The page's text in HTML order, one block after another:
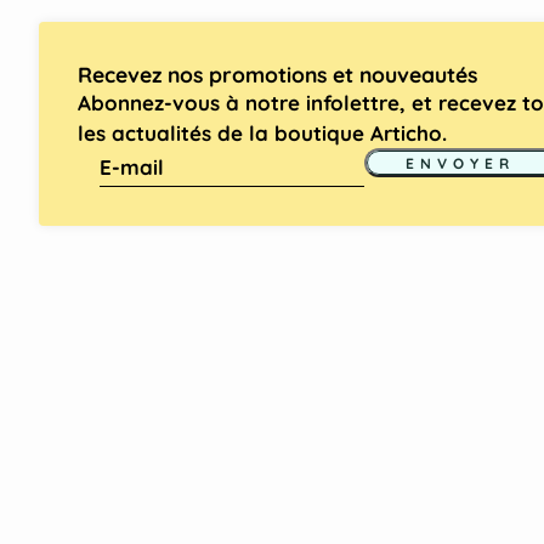
Recevez nos promotions et nouveautés
Abonnez-vous à notre infolettre, et recevez
les actualités de la boutique Articho.
E-mail ENVOYER
Ce site est protégé par hCaptcha, et laPolitique de